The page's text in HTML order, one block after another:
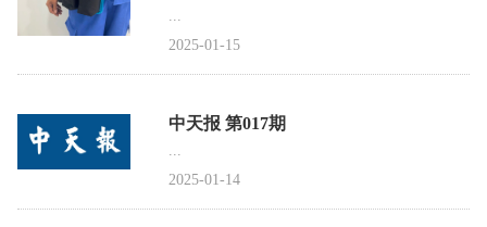
...
2025-01-15
中天报 第017期
...
2025-01-14